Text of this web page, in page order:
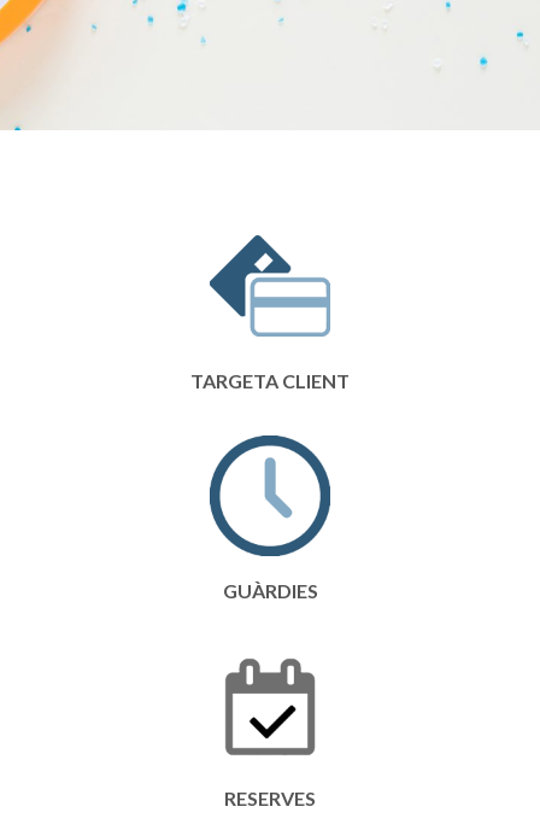
TARGETA CLIENT
GUÀRDIES
RESERVES